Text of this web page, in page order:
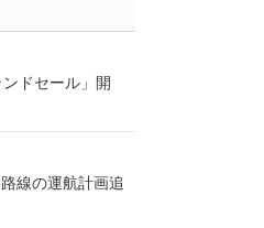
ドセール」開
線の運航計画追